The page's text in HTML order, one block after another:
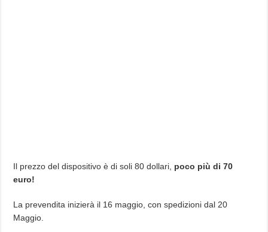
Il prezzo del dispositivo è di soli 80 dollari, poco più di 70
euro!
La prevendita inizierà il 16 maggio, con spedizioni dal 20
Maggio.